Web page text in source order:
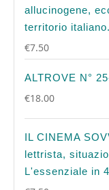
allucinogene,
territorio
€7.50
ALTROVE N°
€18.00
IL CINEMA
lettrista,
L'essenziale in